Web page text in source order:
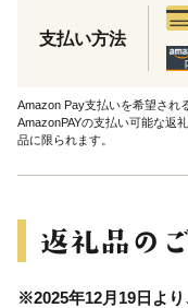
支払い方法
Amazon Pay支払いを希望され
AmazonPAYの支払い可能な返
品に限られます。
※2025年12月19日よ